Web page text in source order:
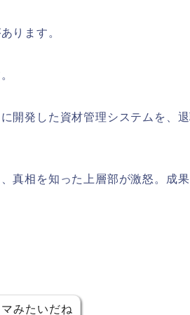
ります。
開発した資材管理システムを、
真相を知った上層部が激怒。成
みたいだね